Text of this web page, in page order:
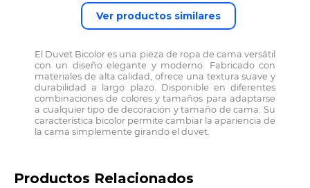
Ver productos similares
El Duvet Bicolor es una pieza de ropa de cama versátil
con un diseño elegante y moderno. Fabricado con
materiales de alta calidad, ofrece una textura suave y
durabilidad a largo plazo. Disponible en diferentes
combinaciones de colores y tamaños para adaptarse
a cualquier tipo de decoración y tamaño de cama. Su
característica bicolor permite cambiar la apariencia de
la cama simplemente girando el duvet.
Productos Relacionados